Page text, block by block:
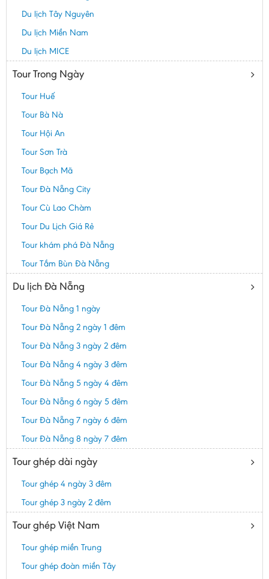
Du lịch Tây Nguyên
Du lịch Miền Nam
Du lịch MICE
Tour Trong Ngày
Tour Huế
Tour Bà Nà
Tour Hội An
Tour Sơn Trà
Tour Bạch Mã
Tour Đà Nẵng City
Tour Cù Lao Chàm
Tour Du Lịch Giá Rẻ
Tour khám phá Đà Nẵng
Tour Tắm Bùn Đà Nẵng
Du lịch Đà Nẵng
Tour Đà Nẵng 1 ngày
Tour Đà Nẵng 2 ngày 1 đêm
Tour Đà Nẵng 3 ngày 2 đêm
Tour Đà Nẵng 4 ngày 3 đêm
Tour Đà Nẵng 5 ngày 4 đêm
Tour Đà Nẵng 6 ngày 5 đêm
Tour Đà Nẵng 7 ngày 6 đêm
Tour Đà Nẵng 8 ngày 7 đêm
Tour ghép dài ngày
Tour ghép 4 ngày 3 đêm
Tour ghép 3 ngày 2 đêm
Tour ghép Việt Nam
Tour ghép miền Trung
Tour ghép đoàn miền Tây